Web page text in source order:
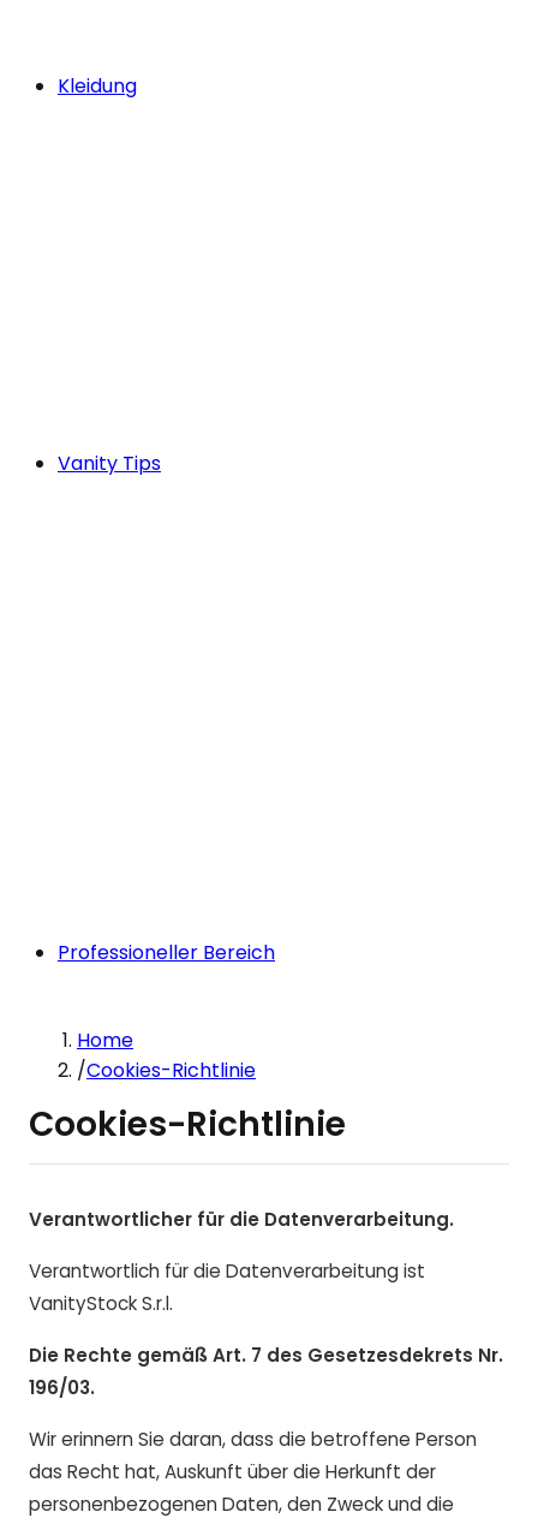
Kleidung
Vanity Tips
Professioneller Bereich
Home
/Cookies-Richtlinie
Cookies-Richtlinie
Verantwortlicher für die Datenverarbeitung.
Verantwortlich für die Datenverarbeitung ist
VanityStock S.r.l.
Die Rechte gemäß Art. 7 des Gesetzesdekrets Nr.
196/03.
Wir erinnern Sie daran, dass die betroffene Person
das Recht hat, Auskunft über die Herkunft der
personenbezogenen Daten, den Zweck und die